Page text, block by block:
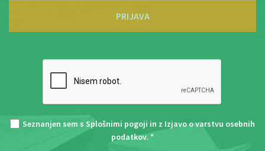
PRIJAVA
Seznanjen sem s Splošnimi pogoji in z Izjavo o varstvu osebnih
podatkov. *